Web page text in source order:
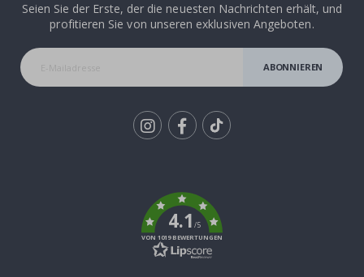
Seien Sie der Erste, der die neuesten Nachrichten erhält, und
profitieren Sie von unseren exklusiven Angeboten.
ABONNIEREN
4.1/5
VON 1019 BEWERTUNGEN